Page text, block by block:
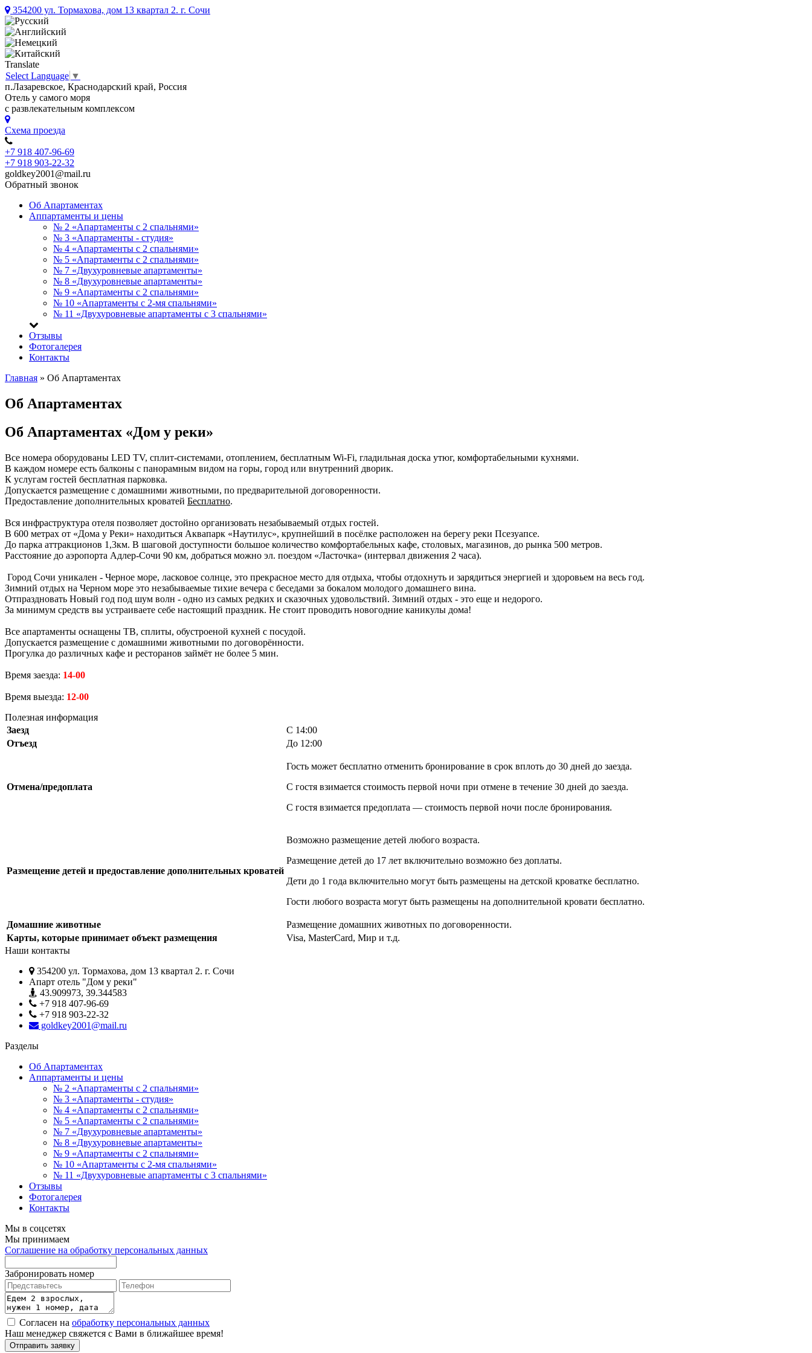
354200 ул. Тормахова, дом 13 квартал 2. г. Сочи
Translate
Select Language ▼
п.Лазаревское, Краснодарский край, Россия
Отель у самого моря
с развлекательным комплексом
Схема проезда
+7 918 407-96-69
+7 918 903-22-32
goldkey2001@mail.ru
Обратный звонок
Об Апартаментах
Аппартаменты и цены
№ 2 «Апартаменты с 2 спальнями»
№ 3 «Апартаменты - студия»
№ 4 «Апартаменты с 2 спальнями»
№ 5 «Апартаменты с 2 спальнями»
№ 7 «Двухуровневые апартаменты»
№ 8 «Двухуровневые апартаменты»
№ 9 «Апартаменты с 2 спальнями»
№ 10 «Апартаменты с 2-мя спальнями»
№ 11 «Двухуровневые апартаменты с 3 спальнями»
Отзывы
Фотогалерея
Контакты
Главная » Об Апартаментах
Об Апартаментах
Об Апартаментах «Дом у реки»
Все номера оборудованы LED TV, сплит-системами, отоплением, бесплатным Wi-Fi, гладильная доска утюг, комфортабельными кухнями.
В каждом номере есть балконы с панорамным видом на горы, город или внутренний дворик.
К услугам гостей бесплатная парковка.
Допускается размещение с домашними животными, по предварительной договоренности.
Предоставление дополнительных кроватей Бесплатно.
Вся инфраструктура отеля позволяет достойно организовать незабываемый отдых гостей.
В 600 метрах от «Дома у Реки» находиться Аквапарк «Наутилус», крупнейший в посёлке расположен на берегу реки Псезуапсе.
До парка аттракционов 1,3км. В шаговой доступности большое количество комфортабельных кафе, столовых, магазинов, до рынка 500 метров.
Расстояние до аэропорта Адлер-Сочи 90 км, добраться можно эл. поездом «Ласточка» (интервал движения 2 часа).
Город Сочи уникален - Черное море, ласковое солнце, это прекрасное место для отдыха, чтобы отдохнуть и зарядиться энергией и здоровьем на весь год.
Зимний отдых на Черном море это незабываемые тихие вечера с беседами за бокалом молодого домашнего вина.
Отпраздновать Новый год под шум волн - одно из самых редких и сказочных удовольствий. Зимний отдых - это еще и недорого.
За минимум средств вы устраиваете себе настоящий праздник. Не стоит проводить новогодние каникулы дома!
Все апартаменты оснащены ТВ, сплиты, обустроеной кухней с посудой.
Допускается размещение с домашними животными по договорённости.
Прогулка до различных кафе и ресторанов займёт не более 5 мин.
Время заезда: 14-00
Время выезда: 12-00
Полезная информация
Заезд
C 14:00
Отъезд
До 12:00
Отмена/предоплата
Гость может бесплатно отменить бронирование в срок вплоть до 30 дней до заезда.
С гостя взимается стоимость первой ночи при отмене в течение 30 дней до заезда.
С гостя взимается предоплата — стоимость первой ночи после бронирования.
Размещение детей и предоставление дополнительных кроватей
Возможно размещение детей любого возраста.
Размещение детей до 17 лет включительно возможно без доплаты.
Дети до 1 года включительно могут быть размещены на детской кроватке бесплатно.
Гости любого возраста могут быть размещены на дополнительной кровати бесплатно.
Домашние животные
Размещение домашних животных по договоренности.
Карты, которые принимает объект размещения
Visa, MasterCard, Мир и т.д.
Наши контакты
354200 ул. Тормахова, дом 13 квартал 2. г. Сочи
Апарт отель "Дом у реки"
43.909973, 39.344583
+7 918 407-96-69
+7 918 903-22-32
goldkey2001@mail.ru
Разделы
Об Апартаментах
Аппартаменты и цены
№ 2 «Апартаменты с 2 спальнями»
№ 3 «Апартаменты - студия»
№ 4 «Апартаменты с 2 спальнями»
№ 5 «Апартаменты с 2 спальнями»
№ 7 «Двухуровневые апартаменты»
№ 8 «Двухуровневые апартаменты»
№ 9 «Апартаменты с 2 спальнями»
№ 10 «Апартаменты с 2-мя спальнями»
№ 11 «Двухуровневые апартаменты с 3 спальнями»
Отзывы
Фотогалерея
Контакты
Мы в соцсетях
Мы принимаем
Соглашение на обработку персональных данных
Забронировать номер
Согласен на обработку персональных данных
Наш менеджер свяжется с Вами в ближайшее время!